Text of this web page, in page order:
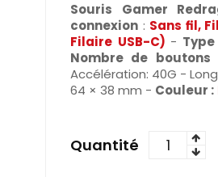
Souris Gamer
connexion : Sans fil,
Filaire USB-C) -
Nombre de boutons
Accélération: 40G -
64 × 38 mm - Couleur :
Quantité